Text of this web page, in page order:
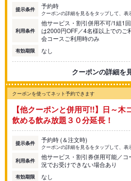
提示条件 予約時
クーポンの詳細を見るをタップして、表
利用条件
他サービス・割引併用不可/1組1
は2000円OFF／4名様以上でのご
会コースご利用時のみ
有効期限 なし
クーポンの詳細を
クーポンを使ってネット予約できます
【他クーポンと併用可!!】日～木
飲める飲み放題３０分延長！
提示条件 予約時 (＆注文時)
クーポンの詳細を見るをタップして、表
利用条件
他サービス・割引券併用可能／
況でお受けできない場合あり
有効期限 なし